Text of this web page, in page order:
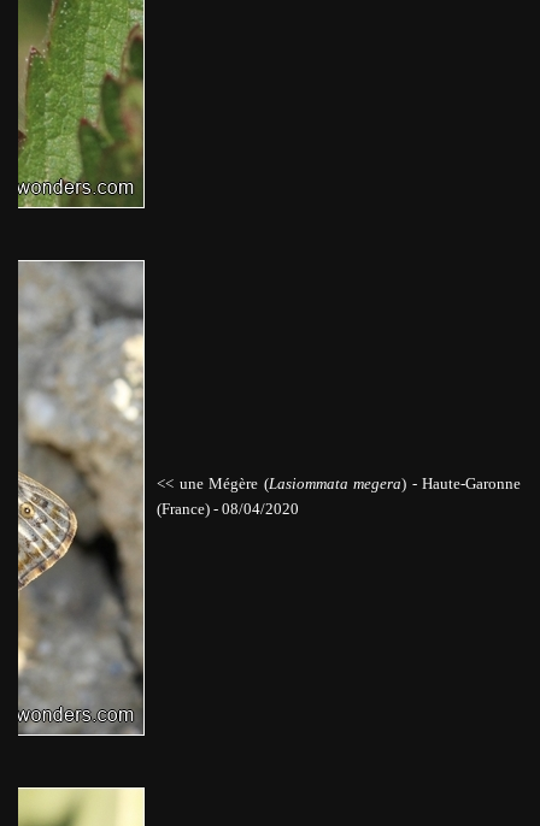
<< une Mégère (Lasiommata megera) - Haute-Garonne
(France) - 08/04/2020